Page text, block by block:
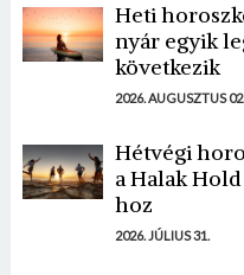
Heti
nyár egyik
következik
2026. AUGUSZTUS 02.
Hétvégi
a Halak
hoz
2026. JÚLIUS 31.